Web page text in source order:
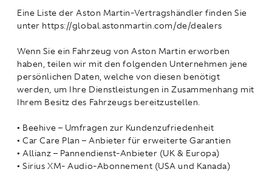
Eine Liste der Aston Martin-Vertragshändler finden Sie
unter https://global.astonmartin.com/de/dealers
Wenn Sie ein Fahrzeug von Aston Martin erworben
haben, teilen wir mit den folgenden Unternehmen jene
persönlichen Daten, welche von diesen benötigt
werden, um Ihre Dienstleistungen in Zusammenhang mit
Ihrem Besitz des Fahrzeugs bereitzustellen.
• Beehive – Umfragen zur Kundenzufriedenheit
• Car Care Plan – Anbieter für erweiterte Garantien
• Allianz – Pannendienst-Anbieter (UK & Europa)
• Sirius XM- Audio-Abonnement (USA und Kanada)